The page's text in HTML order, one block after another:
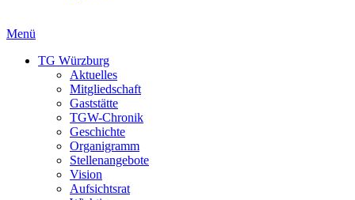
Menü
TG Würzburg
Aktuelles
Mitgliedschaft
Gaststätte
TGW-Chronik
Geschichte
Organigramm
Stellenangebote
Vision
Aufsichtsrat